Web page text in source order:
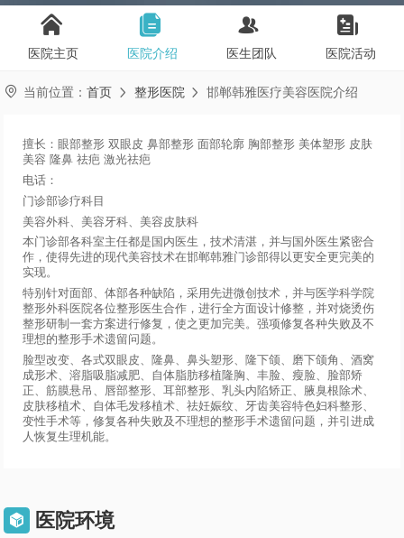

医院主页

医院介绍

医生团队

医院活动
 当前位置：首页  整形医院  邯郸韩雅医疗美容医院介绍
擅长：眼部整形 双眼皮 鼻部整形 面部轮廓 胸部整形 美体塑形 皮肤
美容 隆鼻 祛疤 激光祛疤
电话：
门诊部诊疗科目
美容外科、美容牙科、美容皮肤科
本门诊部各科室主任都是国内医生，技术清湛，并与国外医生紧密合
作，使得先进的现代美容技术在邯郸韩雅门诊部得以更安全更完美的
实现。
特别针对面部、体部各种缺陷，采用先进微创技术，并与医学科学院
整形外科医院各位整形医生合作，进行全方面设计修整，并对烧烫伤
整形研制一套方案进行修复，使之更加完美。强项修复各种失败及不
理想的整形手术遗留问题。
脸型改变、各式双眼皮、隆鼻、鼻头塑形、隆下颌、磨下颌角、酒窝
成形术、溶脂吸脂减肥、自体脂肪移植隆胸、丰脸、瘦脸、脸部矫
正、筋膜悬吊、唇部整形、耳部整形、乳头内陷矫正、腋臭根除术、
皮肤移植术、自体毛发移植术、祛妊娠纹、牙齿美容特色妇科整形、
变性手术等，修复各种失败及不理想的整形手术遗留问题，并引进成
人恢复生理机能。
 医院环境